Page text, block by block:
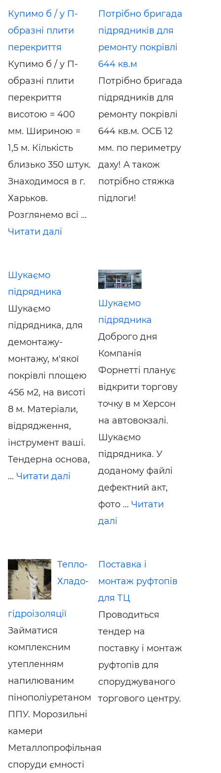
Купимо б / у П-
образні плити
перекриття
Купимо б / у П-
образні плити
перекриття
висотою = 400
мм. Шириною =
1,5 м. Кількість
близько 350 штук.
Знаходимося в г.
Харьков.
Розглянемо всі ...
Читати далі
Потрібно бригада
підрядників для
ремонту покрівлі
644 кв.м
Потрібно бригада
підрядників для
ремонту покрівлі
644 кв.м. ОСБ 12
мм. по периметру
даху! А також
потрібно стяжка
підлоги!
Шукаємо
підрядника
Шукаємо
підрядника, для
демонтажу-
монтажу, м'якої
покрівлі площею
456 м2, на висоті
8 м. Матеріали,
відрядження,
інструмент ваші.
Тендерна основа,
... Читати далі
Шукаємо
підрядника
Доброго дня
Компанія
Форнетті планує
відкрити торгову
точку в м Херсон
на автовокзалі.
Шукаємо
підрядника. У
доданому файлі
дефектний акт,
фото ... Читати
далі
Тепло-
Хладо-
гідроізоляції
Займатися
комплексним
утепленням
напилюваним
пінополіуретаном
ППУ. Морозильні
камери
Металлопрофільная
споруди ємності
Поставка і
монтаж руфтопів
для ТЦ
Проводиться
тендер на
поставку і монтаж
руфтопів для
споруджуваного
торгового центру.